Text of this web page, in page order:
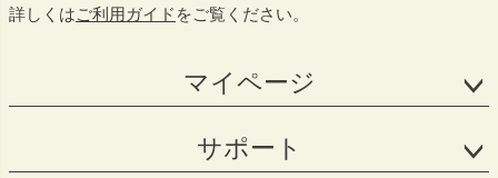
詳しくはご利用ガイド をご覧ください。
マイページ
サポート